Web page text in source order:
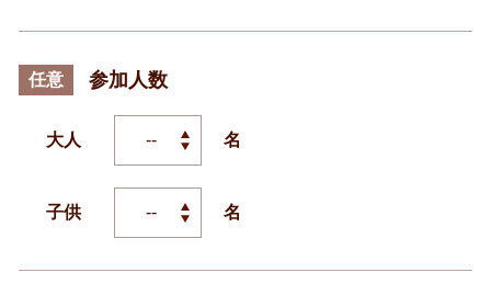
任意 参加人数
大人 名
子供 名